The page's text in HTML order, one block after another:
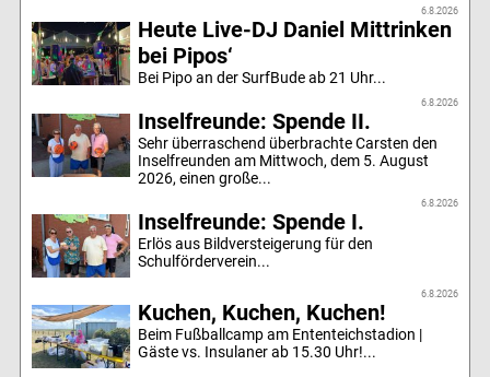
6.8.2026
Heute Live-DJ Daniel Mittrinken
bei Pipos‘
Bei Pipo an der SurfBude ab 21 Uhr...
6.8.2026
Inselfreunde: Spende II.
Sehr überraschend überbrachte Carsten den
Inselfreunden am Mittwoch, dem 5. August
2026, einen große...
6.8.2026
Inselfreunde: Spende I.
Erlös aus Bildversteigerung für den
Schulförderverein...
6.8.2026
Kuchen, Kuchen, Kuchen!
Beim Fußballcamp am Ententeichstadion |
Gäste vs. Insulaner ab 15.30 Uhr!...